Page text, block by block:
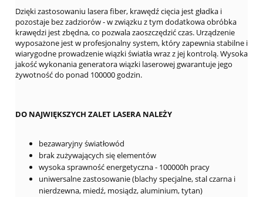
Dzięki zastosowaniu lasera fiber, krawędź cięcia jest gładka i
pozostaje bez zadziorów - w związku z tym dodatkowa obróbka
krawędzi jest zbędna, co pozwala zaoszczędzić czas. Urządzenie
wyposażone jest w profesjonalny system, który zapewnia stabilne i
wiarygodne prowadzenie wiązki światła wraz z jej kontrolą. Wysoka
jakość wykonania generatora wiązki laserowej gwarantuje jego
żywotność do ponad 100000 godzin.
DO NAJWIĘKSZYCH ZALET LASERA NALEŻY
bezawaryjny światłowód
brak zużywających się elementów
wysoka sprawność energetyczna - 100000h pracy
uniwersalne zastosowanie (blachy specjalne, stal czarna i
nierdzewna, miedź, mosiądz, aluminium, tytan)